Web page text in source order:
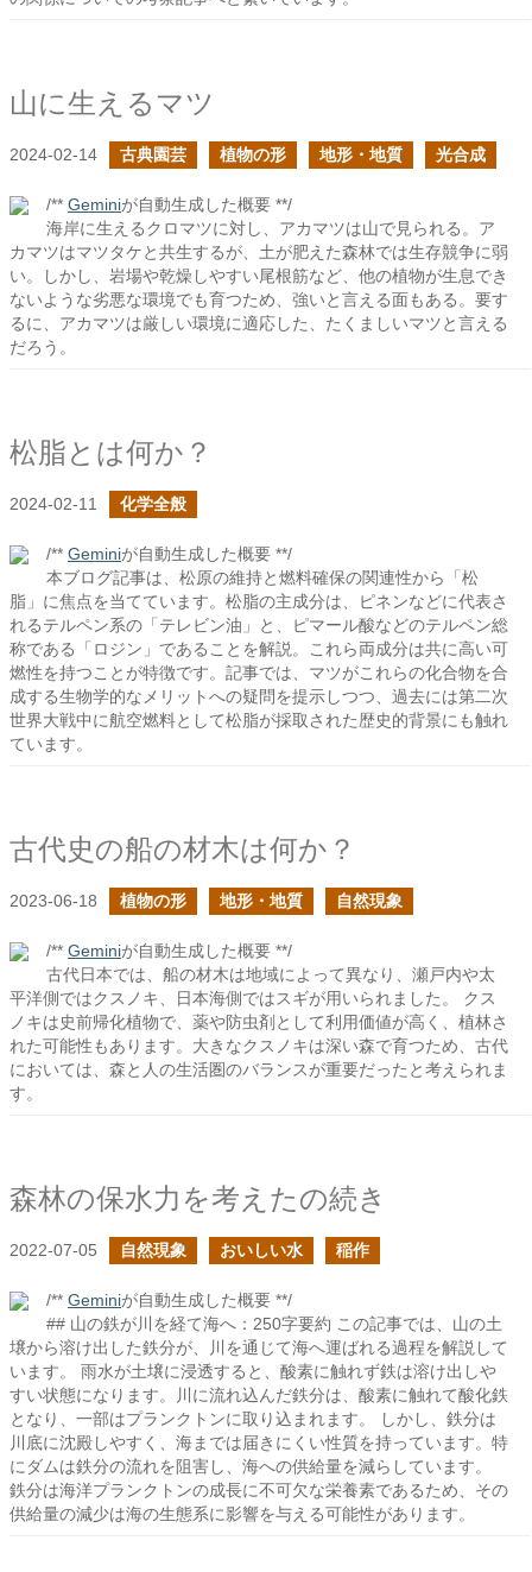
山に生えるマツ
2024-02-14 古典園芸 植物の形 地形・地質 光合成
/** Geminiが自動生成した概要 **/
海岸に生えるクロマツに対し、アカマツは山で見られる。ア
カマツはマツタケと共生するが、土が肥えた森林では生存競争に弱
い。しかし、岩場や乾燥しやすい尾根筋など、他の植物が生息でき
ないような劣悪な環境でも育つため、強いと言える面もある。要す
るに、アカマツは厳しい環境に適応した、たくましいマツと言える
だろう。
松脂とは何か？
2024-02-11 化学全般
/** Geminiが自動生成した概要 **/
本ブログ記事は、松原の維持と燃料確保の関連性から「松
脂」に焦点を当てています。松脂の主成分は、ピネンなどに代表さ
れるテルペン系の「テレビン油」と、ピマール酸などのテルペン総
称である「ロジン」であることを解説。これら両成分は共に高い可
燃性を持つことが特徴です。記事では、マツがこれらの化合物を合
成する生物学的なメリットへの疑問を提示しつつ、過去には第二次
世界大戦中に航空燃料として松脂が採取された歴史的背景にも触れ
ています。
古代史の船の材木は何か？
2023-06-18 植物の形 地形・地質 自然現象
/** Geminiが自動生成した概要 **/
古代日本では、船の材木は地域によって異なり、瀬戸内や太
平洋側ではクスノキ、日本海側ではスギが用いられました。 クス
ノキは史前帰化植物で、薬や防虫剤として利用価値が高く、植林さ
れた可能性もあります。大きなクスノキは深い森で育つため、古代
においては、森と人の生活圏のバランスが重要だったと考えられま
す。
森林の保水力を考えたの続き
2022-07-05 自然現象 おいしい水 稲作
/** Geminiが自動生成した概要 **/
## 山の鉄が川を経て海へ：250字要約 この記事では、山の土
壌から溶け出した鉄分が、川を通じて海へ運ばれる過程を解説して
います。 雨水が土壌に浸透すると、酸素に触れず鉄は溶け出しや
すい状態になります。川に流れ込んだ鉄分は、酸素に触れて酸化鉄
となり、一部はプランクトンに取り込まれます。 しかし、鉄分は
川底に沈殿しやすく、海までは届きにくい性質を持っています。特
にダムは鉄分の流れを阻害し、海への供給量を減らしています。
鉄分は海洋プランクトンの成長に不可欠な栄養素であるため、その
供給量の減少は海の生態系に影響を与える可能性があります。